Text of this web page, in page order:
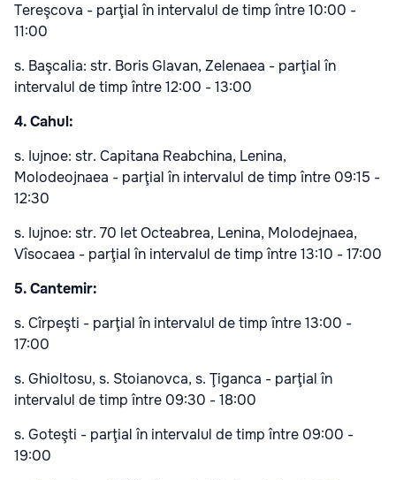
Tereşcova - parţial în intervalul de timp între 10:00 -
11:00
s. Başcalia: str. Boris Glavan, Zelenaea - parţial în
intervalul de timp între 12:00 - 13:00
4. Cahul:
s. Iujnoe: str. Capitana Reabchina, Lenina,
Molodeojnaea - parţial în intervalul de timp între 09:15 -
12:30
s. Iujnoe: str. 70 let Octeabrea, Lenina, Molodejnaea,
Vîsocaea - parţial în intervalul de timp între 13:10 - 17:00
5. Cantemir:
s. Cîrpeşti - parţial în intervalul de timp între 13:00 -
17:00
s. Ghioltosu, s. Stoianovca, s. Ţiganca - parţial în
intervalul de timp între 09:30 - 18:00
s. Goteşti - parţial în intervalul de timp între 09:00 -
19:00